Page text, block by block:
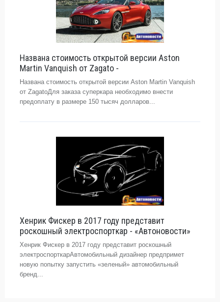
Названа стоимость открытой версии Aston
Martin Vanquish от Zagato -
Названа стоимость открытой версии Aston Martin Vanquish
от ZagatoДля заказа суперкара необходимо внести
предоплату в размере 150 тысяч долларов...
Хенрик Фискер в 2017 году представит
роскошный электроспорткар - «Автоновости»
Хенрик Фискер в 2017 году представит роскошный
электроспорткарАвтомобильный дизайнер предпримет
новую попытку запустить «зеленый» автомобильный
бренд...